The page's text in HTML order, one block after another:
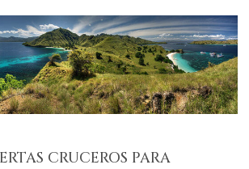
CRUCEROS PARA